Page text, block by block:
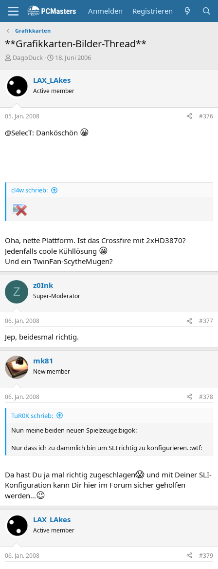
Anmelden Registrieren
Grafikkarten
**Grafikkarten-Bilder-Thread**
E
s
t
l
e
DagoDuck
E
t
e
l
m
18. Juni 2006
LAX_LAkes
Active member
05. Jan. 2008 #376
@SelecT: Danköschön 😀
cl4w schrieb:
Oha, nette Plattform. Ist das Crossfire mit 2xHD3870?
Jedenfalls coole Kühllösung 😀
Und ein TwinFan-ScytheMugen?
Z z0Ink
Super-Moderator
06. Jan. 2008 #377
Jep, beidesmal richtig.
mk81
New member
06. Jan. 2008 #378
TuR0K schrieb:
Nun meine beiden neuen Spielzeuge:bigok:
Nur dass ich zu dämmlich bin um SLI richtig zu konfigurieren. :wtf:
Da hast Du ja mal richtig zugeschlagen😱 und mit Deiner SLI-
Konfiguration kann Dir hier im Forum sicher geholfen
werden...😉
LAX_LAkes
Active member
06. Jan. 2008 #379